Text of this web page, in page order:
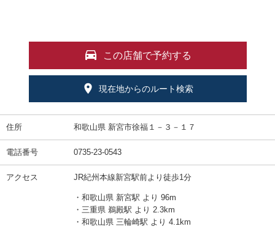
この店舗で予約する
現在地からのルート検索
住所 和歌山県 新宮市徐福１－３－１７
電話番号 0735-23-0543
アクセス JR紀州本線新宮駅前より徒歩1分
・和歌山県 新宮駅 より 96m
・三重県 鵜殿駅 より 2.3km
・和歌山県 三輪崎駅 より 4.1km